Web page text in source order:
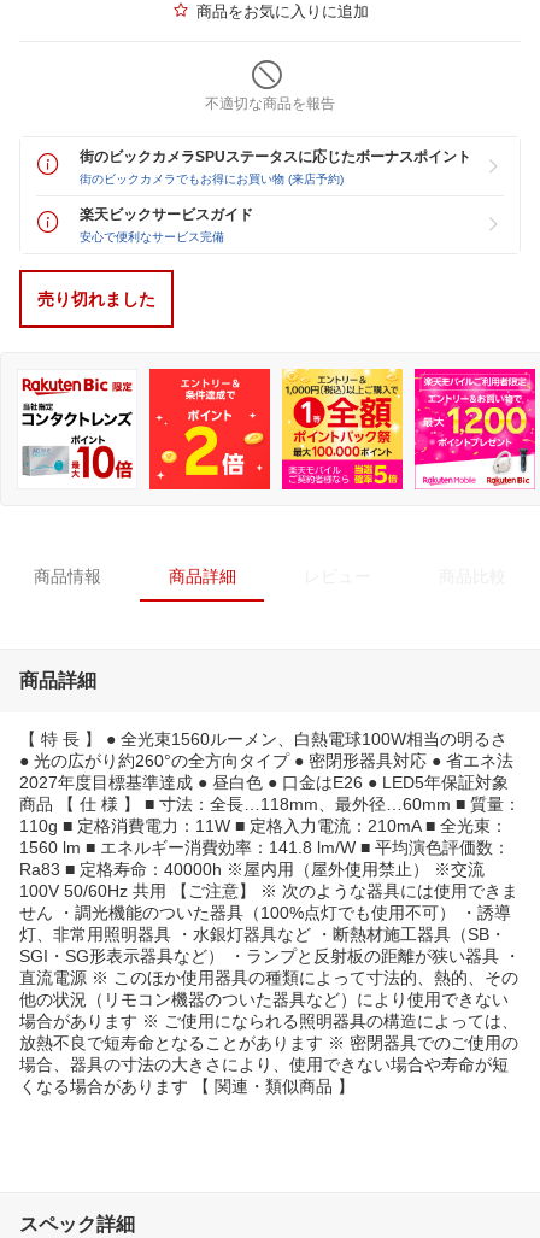
商品をお気に入りに追加
不適切な商品を報告
街のビックカメラSPUステータスに応じたボーナスポイント
街のビックカメラでもお得にお買い物 (来店予約)
楽天ビックサービスガイド
安心で便利なサービス完備
売り切れました
商品情報 商品詳細
商品詳細
【 特 長 】 ● 全光束1560ルーメン、白熱電球100W相当の明るさ
● 光の広がり約260°の全方向タイプ ● 密閉形器具対応 ● 省エネ法
2027年度目標基準達成 ● 昼白色 ● 口金はE26 ● LED5年保証対象
商品 【 仕 様 】 ■ 寸法：全長…118mm、最外径…60mm ■ 質量：
110g ■ 定格消費電力：11W ■ 定格入力電流：210mA ■ 全光束：
1560 lm ■ エネルギー消費効率：141.8 lm/W ■ 平均演色評価数：
Ra83 ■ 定格寿命：40000h ※屋内用（屋外使用禁止） ※交流
100V 50/60Hz 共用 【ご注意】 ※ 次のような器具には使用できま
せん ・調光機能のついた器具（100%点灯でも使用不可） ・誘導
灯、非常用照明器具 ・水銀灯器具など ・断熱材施工器具（SB・
SGI・SG形表示器具など） ・ランプと反射板の距離が狭い器具 ・
直流電源 ※ このほか使用器具の種類によって寸法的、熱的、その
他の状況（リモコン機器のついた器具など）により使用できない
場合があります ※ ご使用になられる照明器具の構造によっては、
放熱不良で短寿命となることがあります ※ 密閉器具でのご使用の
場合、器具の寸法の大きさにより、使用できない場合や寿命が短
くなる場合があります 【 関連・類似商品 】
スペック詳細